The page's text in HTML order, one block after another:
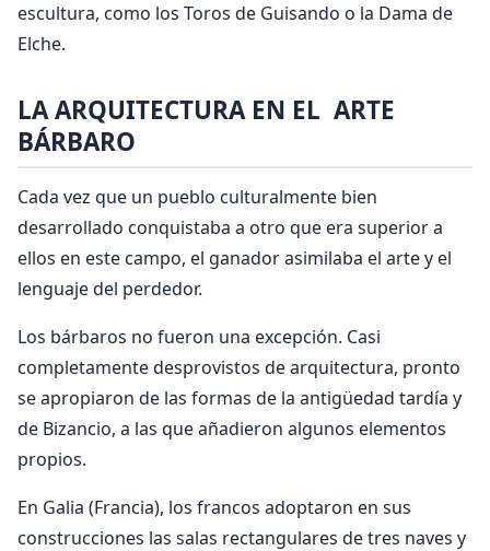
escultura, como los Toros de Guisando o la Dama de
Elche.
LA ARQUITECTURA EN EL ARTE
BÁRBARO
Cada vez que un pueblo culturalmente bien
desarrollado conquistaba a otro que era superior a
ellos en este campo, el ganador asimilaba el arte y el
lenguaje del perdedor.
Los bárbaros no fueron una excepción. Casi
completamente desprovistos de arquitectura, pronto
se apropiaron de las formas de la antigüedad tardía y
de Bizancio, a las que añadieron algunos elementos
propios.
En Galia (Francia), los francos adoptaron en sus
construcciones las salas rectangulares de tres naves y